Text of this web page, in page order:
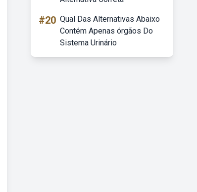
#20 Qual Das Alternativas Abaixo
Contém Apenas órgãos Do
Sistema Urinário